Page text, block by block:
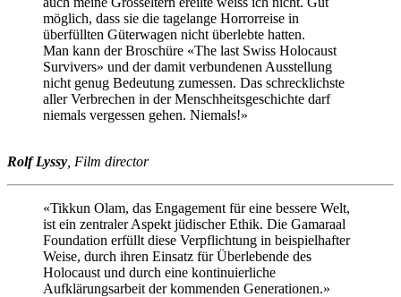
möglich, dass sie die tagelange Horrorreise in
überfüllten Güterwagen nicht überlebte hatten.
Man kann der Broschüre «The last Swiss Holocaust
Survivers» und der damit verbundenen Ausstellung
nicht genug Bedeutung zumessen. Das schrecklichste
aller Verbrechen in der Menschheitsgeschichte darf
niemals vergessen gehen. Niemals!»
Rolf Lyssy , Film director
«Tikkun Olam, das Engagement für eine bessere Welt,
ist ein zentraler Aspekt jüdischer Ethik. Die Gamaraal
Foundation erfüllt diese Verpflichtung in beispielhafter
Weise, durch ihren Einsatz für Überlebende des
Holocaust und durch eine kontinuierliche
Aufklärungsarbeit der kommenden Generationen.»